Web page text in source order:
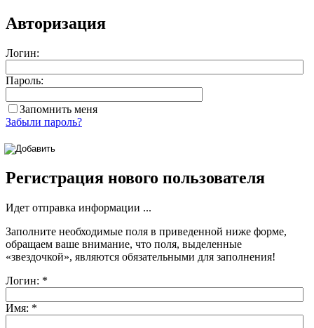
Авторизация
Логин:
Пароль:
Запомнить меня
Забыли пароль?
Регистрация нового пользователя
Идет отправка информации ...
Заполните необходимые поля в приведенной ниже форме,
обращаем ваше внимание, что поля, выделенные
«звездочкой», являются обязательными для заполнения!
Логин: *
Имя: *